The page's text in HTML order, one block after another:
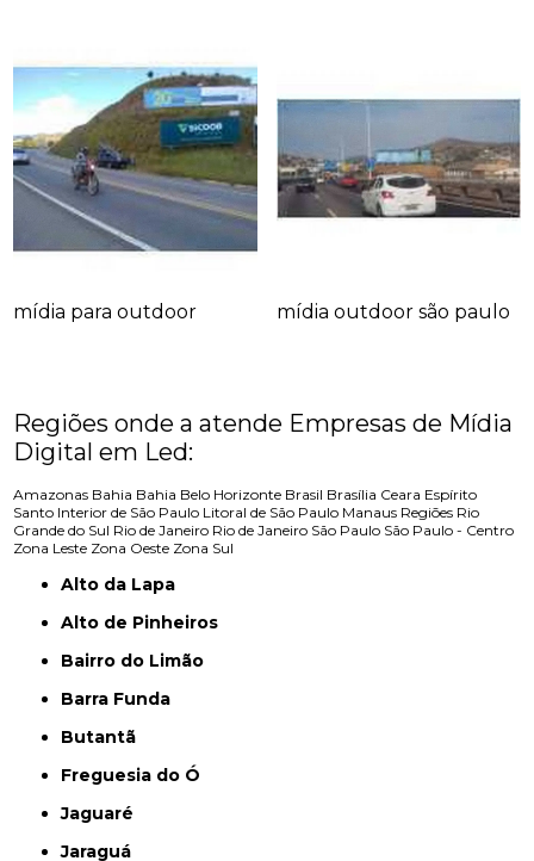
mídia para outdoor mídia outdoor são paulo
Regiões onde a atende Empresas de Mídia
Digital em Led:
Amazonas Bahia Bahia Belo Horizonte Brasil Brasília Ceara Espírito
Santo Interior de São Paulo Litoral de São Paulo Manaus Regiões Rio
Grande do Sul Rio de Janeiro Rio de Janeiro São Paulo São Paulo - Centro
Zona Leste Zona Oeste Zona Sul
Alto da Lapa
Alto de Pinheiros
Bairro do Limão
Barra Funda
Butantã
Freguesia do Ó
Jaguaré
Jaraguá